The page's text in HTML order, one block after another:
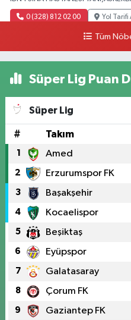
0 (328) 812 02 00 Yol Tarifi
Tüm
Süper Lig Puan
Süper Lig
# Takım
1 Amed
2 Erzurumspor FK
3 Başakşehir
4 Kocaelispor
5 Beşiktaş
6 Eyüpspor
7 Galatasaray
8 Çorum FK
9 Gaziantep FK